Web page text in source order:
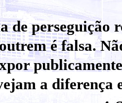
de perseguição
é falsa.
a